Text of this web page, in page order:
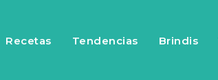
Recetas Tendencias Brindis